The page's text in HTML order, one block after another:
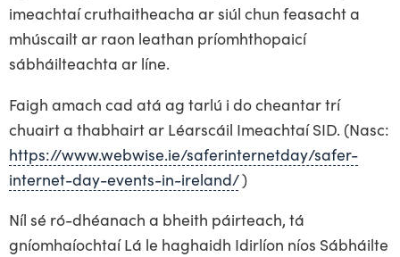
imeachtaí cruthaitheacha ar siúl chun feasacht a
mhúscailt ar raon leathan príomhthopaicí
sábháilteachta ar líne.
Faigh amach cad atá ag tarlú i do cheantar trí
chuairt a thabhairt ar Léarscáil Imeachtaí SID. (Nasc:
https://www.webwise.ie/saferinternetday/safer-
internet-day-events-in-ireland/)
Níl sé ró-dhéanach a bheith páirteach, tá
gníomhaíochtaí Lá le haghaidh Idirlíon níos Sábháilte